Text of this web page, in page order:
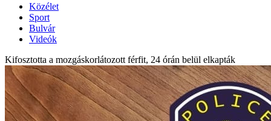
Közélet
Sport
Bulvár
Videók
Kifosztotta a mozgáskorlátozott férfit, 24 órán belül elkapták